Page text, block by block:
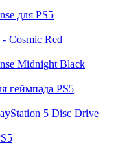
для PS5
Cosmic Red
Midnight Black
геймпада PS5
5 Disc Drive